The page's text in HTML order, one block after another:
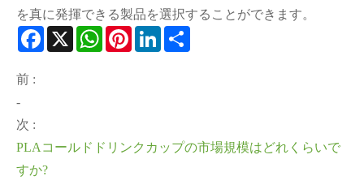
を真に発揮できる製品を選択することができます。
Facebook
X WhatsAppPinterestLinkedIn
前 :
-
次 :
PLAコールドドリンクカップの市場規模はどれくらいで
すか?